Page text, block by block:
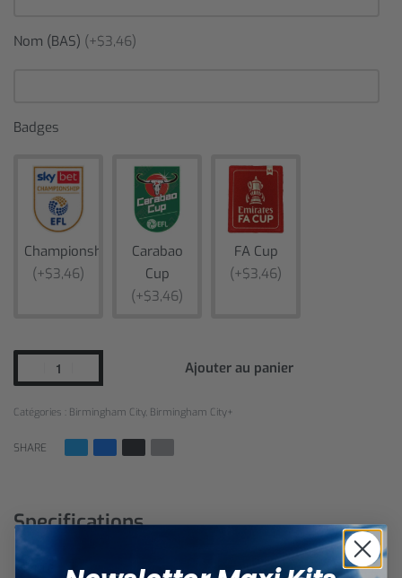
Nom (BAS) (+$3,46)
Badges
Championship
(+$3,46)
Carabao
Cup
(+$3,46)
FA Cup
(+$3,46)
Ajouter au panier
Catégories : Birmingham City, Birmingham City+
SHARE
Specifications
TAILLE S, M, L, XL, XXL